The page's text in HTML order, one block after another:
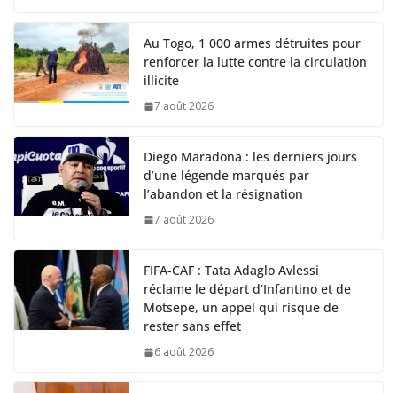
Au Togo, 1 000 armes détruites pour
renforcer la lutte contre la circulation
illicite
7 août 2026
Diego Maradona : les derniers jours
d’une légende marqués par
l’abandon et la résignation
7 août 2026
FIFA-CAF : Tata Adaglo Avlessi
réclame le départ d’Infantino et de
Motsepe, un appel qui risque de
rester sans effet
6 août 2026